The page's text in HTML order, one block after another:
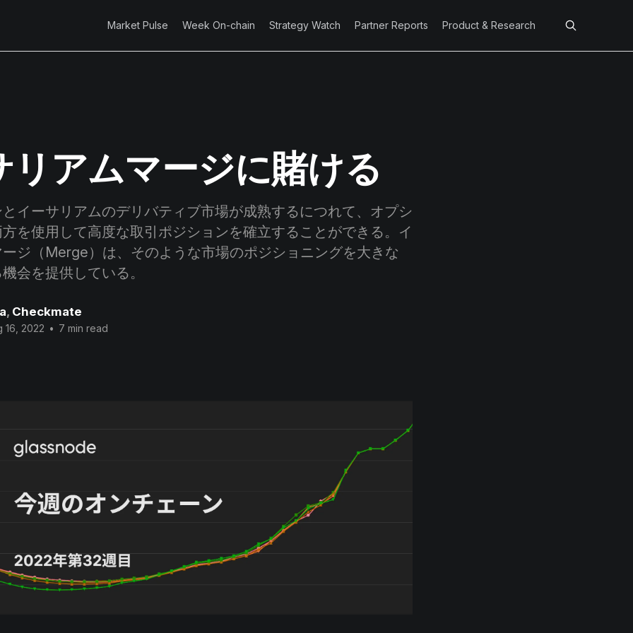
Market Pulse Week On-chain Strategy Watch Partner Reports Product & Research
リアムマージに賭ける
イーサリアムのデリバティブ市場が成熟するにつれて、オプシ
を使用して高度な取引ポジションを確立することができる。イ
ジ（Merge）は、そのような市場のポジショニングを大きな
会を提供している。
, Checkmate
16, 2022 • 7 min read